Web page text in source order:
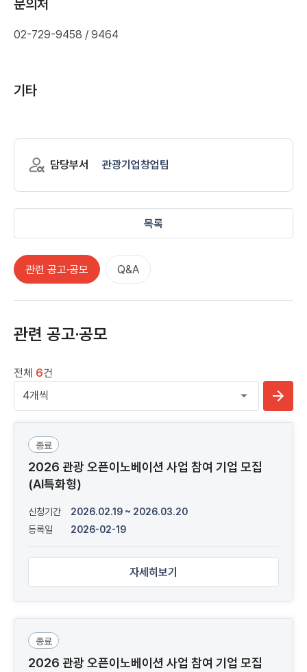
문의처
02-729-9458 / 9464
기타
담당부서 관광기업창업팀
목록
관련 공고·공모 Q&A
관련 공고·공모
전체 6건
종료
2026 관광 오픈이노베이션 사업 참여 기업 모집
(AI특화형)
신청기간
2026.02.19 ~ 2026.03.20
등록일
2026-02-19
자세히보기
종료
2026 관광 오픈이노베이션 사업 참여 기업 모집